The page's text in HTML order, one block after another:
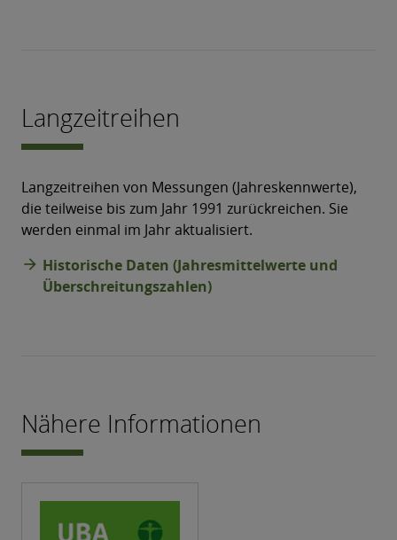
Langzeitreihen
Langzeitreihen von Messungen (Jahreskennwerte),
die teilweise bis zum Jahr 1991 zurückreichen. Sie
werden einmal im Jahr aktualisiert.
arrow_forward Historische Daten (Jahresmittelwerte und
Überschreitungszahlen)
Nähere Informationen